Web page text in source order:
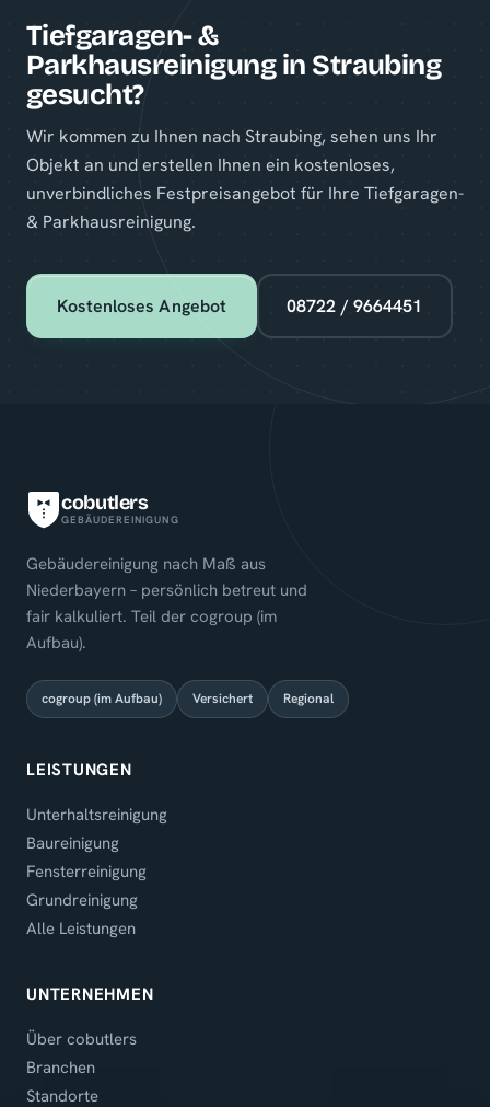
Tiefgaragen- &
Parkhausreinigung in Straubing
gesucht?
Wir kommen zu Ihnen nach Straubing, sehen uns Ihr
Objekt an und erstellen Ihnen ein kostenloses,
unverbindliches Festpreisangebot für Ihre Tiefgaragen-
& Parkhausreinigung.
Kostenloses Angebot 08722 / 9664451
cobutlers
GEBÄUDEREINIGUNG
Gebäudereinigung nach Maß aus
Niederbayern – persönlich betreut und
fair kalkuliert. Teil der cogroup (im
Aufbau).
cogroup (im Aufbau) Versichert Regional
LEISTUNGEN
Unterhaltsreinigung
Baureinigung
Fensterreinigung
Grundreinigung
Alle Leistungen
UNTERNEHMEN
Über cobutlers
Branchen
Standorte